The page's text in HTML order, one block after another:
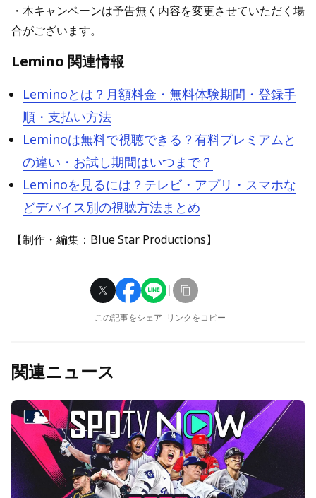
・本キャンペーンは予告無く内容を変更させていただく場
合がございます。
Lemino 関連情報
Leminoとは？月額料金・無料体験期間・登録手
順・支払い方法
Leminoは無料で視聴できる？有料プレミアムと
の違い・お試し期間はいつまで？
Leminoを見るには？テレビ・アプリ・スマホな
どデバイス別の視聴方法まとめ
【制作・編集：Blue Star Productions】
この記事をシェア リンクをコピー
関連ニュース